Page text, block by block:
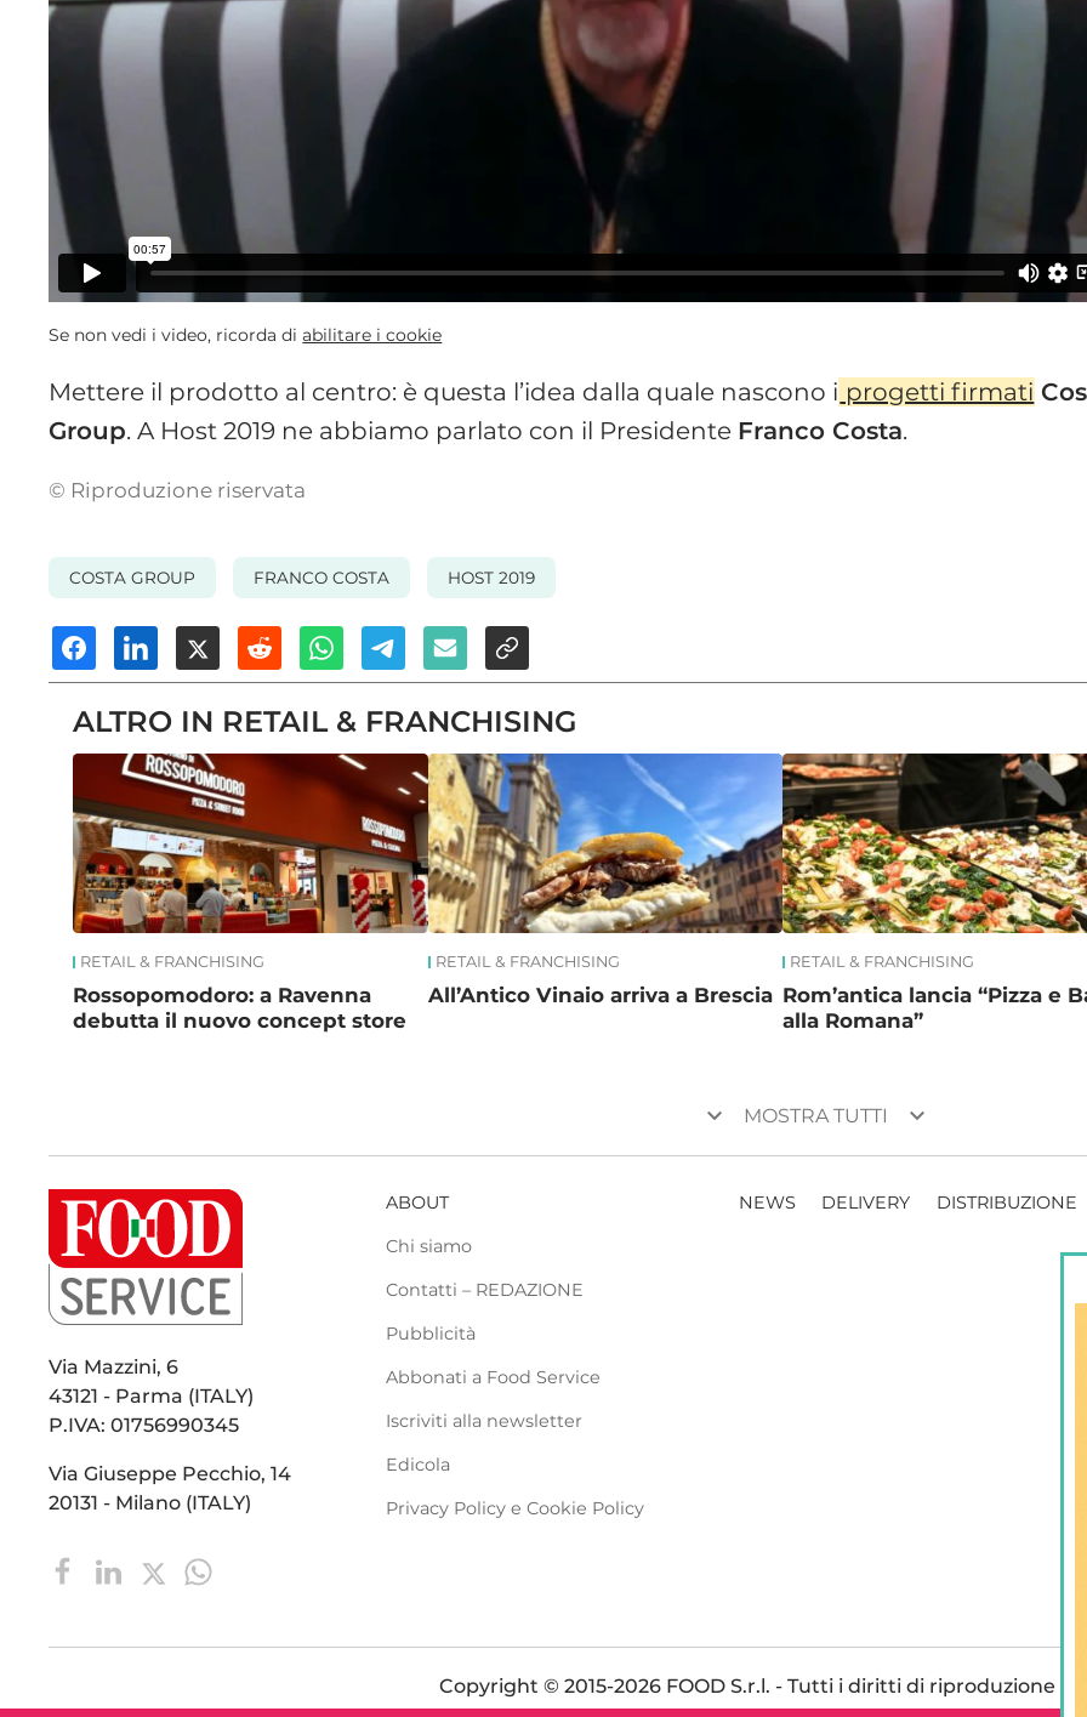
Se non vedi i video, ricorda diabilitare i cookie
Mettere il prodotto al centro: è questa l’idea dalla quale nascono i progetti firmati
Group. A Host 2019 ne abbiamo parlato con il Presidente Franco Costa.
© Riproduzione riservata
COSTA GROUP FRANCO COSTA HOST 2019
ALTRO IN RETAIL & FRANCHISING
RETAIL & FRANCHISING
Rossopomodoro: a Ravenna
debutta il nuovo concept store
RETAIL & FRANCHISING
All’Antico Vinaio arriva a Brescia
RETAIL & FRANCHISING
Rom’antica lancia “Pizza e
alla Romana”
keyboard_arrow_down MOSTRA TUTTI keyboard_arrow_down
Via Mazzini, 6
43121 - Parma (ITALY)
P.IVA: 01756990345
Via Giuseppe Pecchio, 14
20131 - Milano (ITALY)
ABOUT
Chi siamo
Contatti – REDAZIONE
Pubblicità
Abbonati a Food Service
Iscriviti alla newsletter
Edicola
Privacy Policy e Cookie Policy
NEWS DELIVERY DISTRIBUZIONE
Copyright © 2015-2026 FOOD S.r.l. - Tutti i diritti di riproduzione